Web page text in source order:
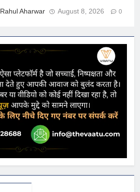
Rahul Aharwar August 8, 2026 0